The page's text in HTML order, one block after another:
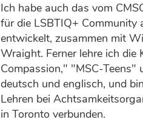
Ich habe auch das vom
für die LSBTIQ+ Community
entwickelt, zusammen mit
Wraight. Ferner lehre ich die
Compassion," "MSC-
deutsch und englisch, und
Lehren bei
in Toronto verbunden.